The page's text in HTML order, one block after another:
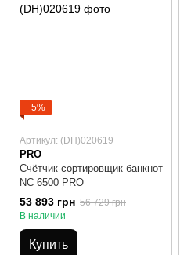
−5%
Артикул: (DH)020619
PRO
Счётчик-сортировщик банкнот
NC 6500 PRO
53 893 грн 56 729 грн
В наличии
Купить